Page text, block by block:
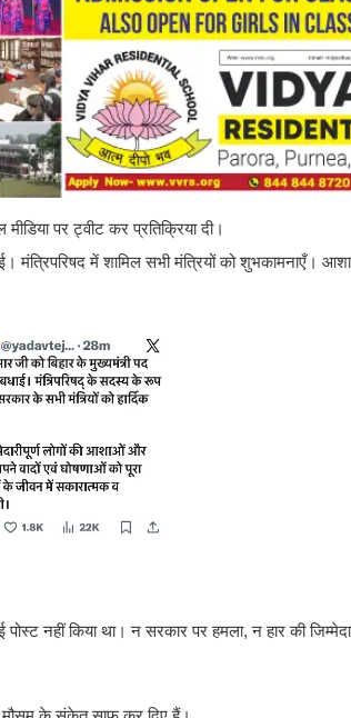
पर ट्वीट कर प्रतिक्रिया दी।
मंत्रिपरिषद में शामिल सभी मंत्रियों को शुभकामनाएँ।
नहीं किया था। न सरकार पर हमला, न हार की